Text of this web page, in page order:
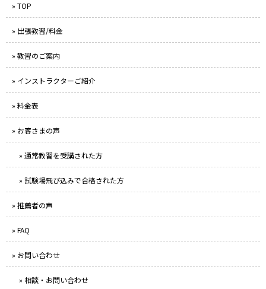
» TOP
» 出張教習/料金
» 教習のご案内
» インストラクターご紹介
» 料金表
» お客さまの声
» 通常教習を受講された方
» 試験場飛び込みで合格された方
» 推薦者の声
» FAQ
» お問い合わせ
» 相談・お問い合わせ